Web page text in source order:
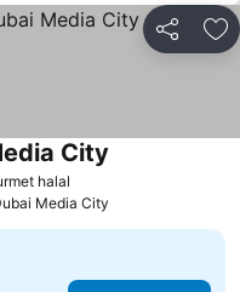
Partilhar
halal
City
Media City